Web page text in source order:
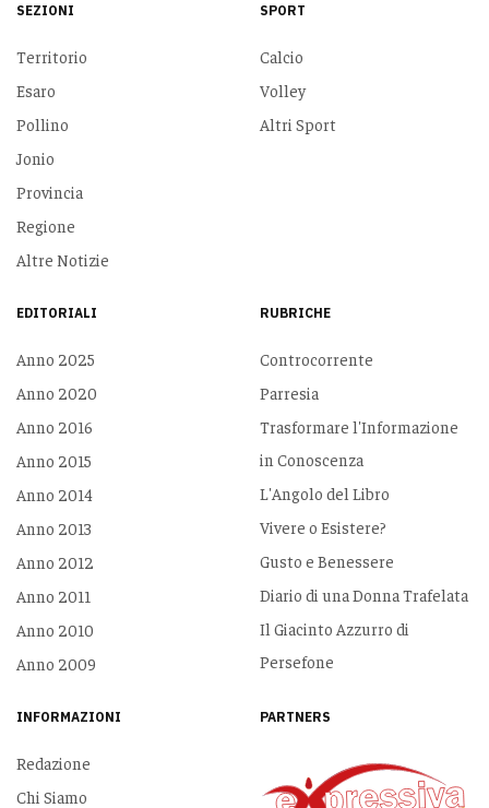
SEZIONI
Territorio
Esaro
Pollino
Jonio
Provincia
Regione
Altre Notizie
SPORT
Calcio
Volley
Altri Sport
EDITORIALI
Anno 2025
Anno 2020
Anno 2016
Anno 2015
Anno 2014
Anno 2013
Anno 2012
Anno 2011
Anno 2010
Anno 2009
RUBRICHE
Controcorrente
Parresia
Trasformare l'Informazione
in Conoscenza
L'Angolo del Libro
Vivere o Esistere?
Gusto e Benessere
Diario di una Donna Trafelata
Il Giacinto Azzurro di
Persefone
INFORMAZIONI
Redazione
Chi Siamo
PARTNERS